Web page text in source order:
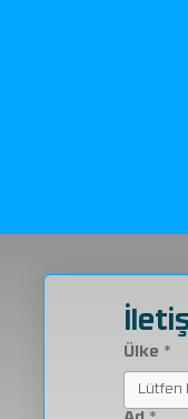
Ülke *
Lütfen